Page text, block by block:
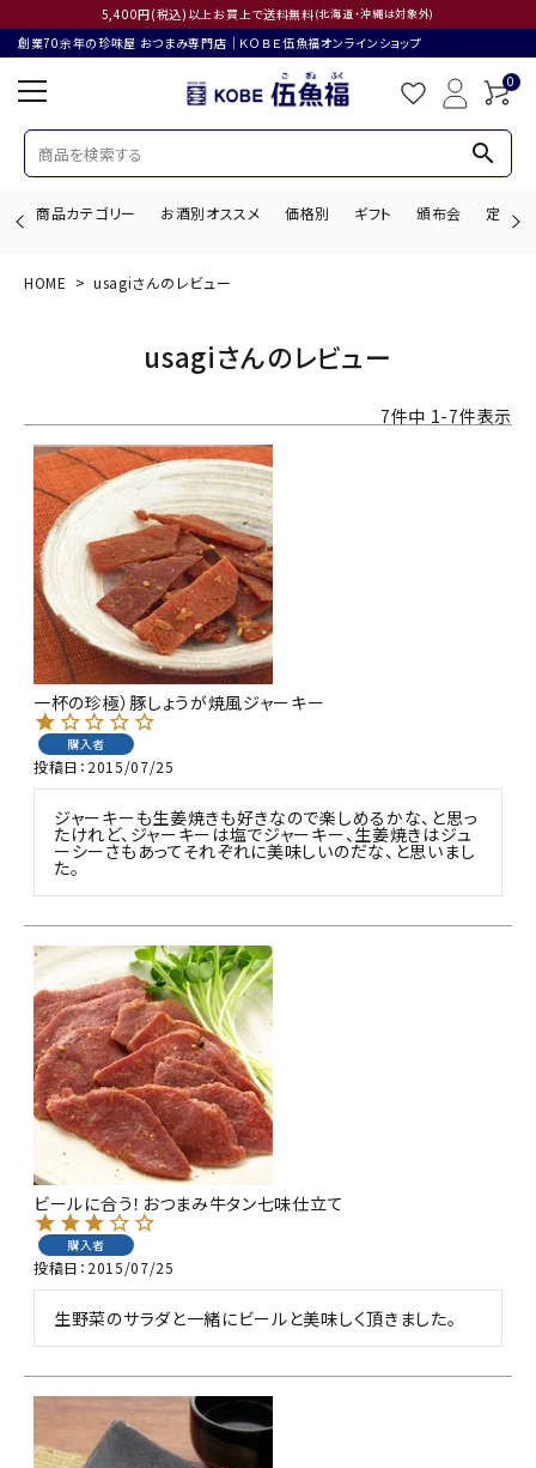
5,400円(税込)以上お買上で送料無料(北海道・沖縄は対象外)
創業70余年の珍味屋 おつまみ専門店│ＫＯＢＥ伍魚福オンラインショップ
0
search
商品カテゴリー お酒別オススメ 価格別 ギフト 頒布会 定期購
ログイン 会員登録
商品カテゴリー
お酒別オススメ
価格別
お問い合わせ
直営店
HOME usagiさんのレビュー
usagiさんのレビュー
7件中 1-7件表示
一杯の珍極）豚しょうが焼風ジャーキー
購入者
投稿日 2015/07/25
ジャーキーも生姜焼きも好きなので楽しめるかな、と思っ
たけれど、ジャーキーは塩でジャーキー、生姜焼きはジュ
ーシーさもあってそれぞれに美味しいのだな、と思いまし
た。
ビールに合う！おつまみ牛タン七味仕立て
購入者
投稿日 2015/07/25
生野菜のサラダと一緒にビールと美味しく頂きました。